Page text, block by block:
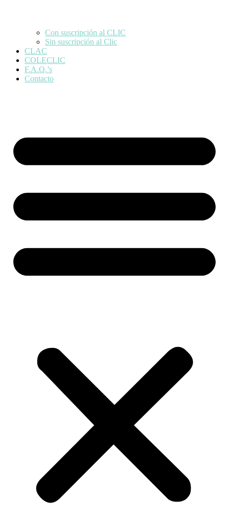
Con suscripción al CLIC
Sin suscripción al Clic
CLAC
COLECLIC
F.A.Q.’s
Contacto